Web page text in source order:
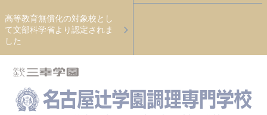
高等教育無償化の対象校とし
て文部科学省より認定されま
した